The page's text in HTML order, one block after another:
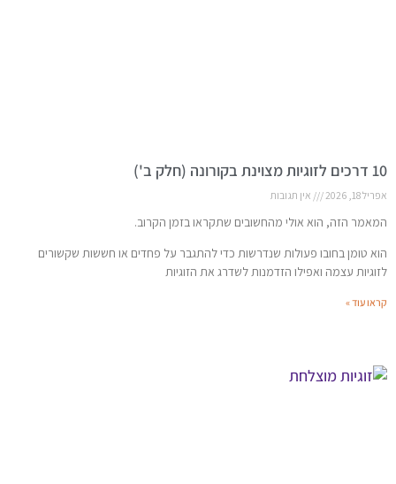
10 דרכים לזוגיות מצוינת בקורונה (חלק ב')
אפריל 18, 2026 אין תגובות
המאמר הזה, הוא אולי מהחשובים שתקראו בזמן הקרוב.
הוא טומן בחובו פעולות שנדרשות כדי להתגבר על פחדים או חששות שקשורים
לזוגיות עצמה ואפילו הזדמנות לשדרג את הזוגיות
קראו עוד »